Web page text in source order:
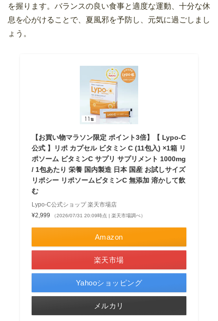
を握ります。バランスの良い食事と適度な運動、十分な休
息を心がけることで、夏風邪を予防し、元気に過ごしまし
ょう。
【お買い物マラソン限定 ポイント3倍】【 Lypo-C
公式 】リポ カプセル ビタミン C (11包入) ×1箱 リ
ポソーム ビタミンC サプリ サプリメント 1000mg
/ 1包あたり 栄養 国内製造 日本 国産 お試しサイズ
リポシー リポソームビタミンC 無添加 溶かして飲
む
Lypo-C公式ショップ 楽天市場店
¥2,999
（2026/07/31 20:09時点 | 楽天市場調べ）
Amazon
楽天市場
Yahooショッピング
メルカリ